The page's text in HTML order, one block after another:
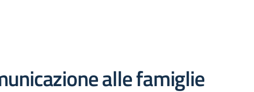
alle famiglie